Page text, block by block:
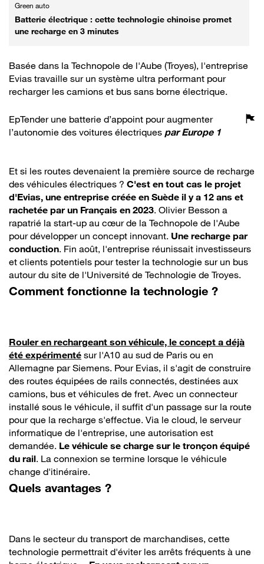
Green auto
Batterie électrique : cette technologie chinoise promet
une recharge en 3 minutes
Basée dans la Technopole de l'Aube (Troyes), l'entreprise
Evias travaille sur un système ultra performant pour
recharger les camions et bus sans borne électrique.
EpTender une batterie d’appoint pour augmenter
l’autonomie des voitures électriques parEurope 1
Et si les routes devenaient la première source de recharge
des véhicules électriques ? C'est en tout cas le projet
d'Evias, une entreprise créée en Suède il y a 12 ans et
rachetée par un Français en 2023. Olivier Besson a
rapatrié la start-up au cœur de la Technopole de l'Aube
pour développer un concept innovant. Une recharge par
conduction. Fin août, l'entreprise réunissait investisseurs
et clients potentiels pour tester la technologie sur un bus
autour du site de l'Université de Technologie de Troyes.
Comment fonctionne la technologie ?
Rouler en rechargeant son véhicule, le concept a déjà
été expérimenté sur l'A10 au sud de Paris ou en
Allemagne par Siemens. Pour Evias, il s'agit de construire
des routes équipées de rails connectés, destinées aux
camions, bus et véhicules de fret. Avec un connecteur
installé sous le véhicule, il suffit d'un passage sur la route
pour que la recharge s'effectue. Via le cloud, le serveur
informatique de l'entreprise, une autorisation est
demandée. Le véhicule se charge sur le tronçon équipé
du rail. La connexion se termine lorsque le véhicule
change d'itinéraire.
Quels avantages ?
Dans le secteur du transport de marchandises, cette
technologie permettrait d'éviter les arrêts fréquents à une